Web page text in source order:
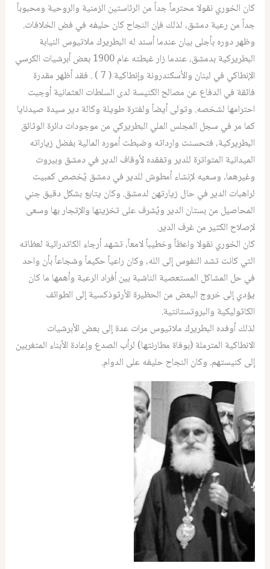
كان الخوري نقولا محترماً جداً من الرئاستين الزمنية والروحية ومحبوباً
جداً من رعية دمشق، لذلك فإن النجاح كان حليفه في فض الخلافات.
وظهر دوره بأجلى بيان عندما أسند له البطريرك ملاتيوس النيابة
البطريركية بدمشق، عندما زار غبطته عام 1900 بعض أبرشيات الكرسي
الإنطاكي في لبنان والأسكندرونة وإنطاكية ( 7 ) . فقد أظهر مقدرة
فائقة في الدفاع عن مصالح الكنيسة لدى السلطات العثمانية أوجبت
احترامها لشخصه. وتولى أيضاً ولفترة طويلة وكالة دير سيدة صيدنايا
كما مر في سجل المجلس الملي البطريركي من موجودات دائرة الوثائق
البطريركية، فتحسنت وارداته وضبطت أموره المالية بفضل زياراته
الميدانية المتواترة للدير وتفقده لأوقاف الدير في دمشق وبيروت
وغيرهما، وسعيه لإنشاء أمطوش للدير في دمشق يُخصص كمبيت
لراهبات الدير في حال زيارتهن لدمشق. وكان يتابع بشكل دقيق جني
المحاصيل من بستان الدير ويُشرف على تخزينها والإتجار بها وسعى
لإصلاح الكثير من غرف الدير.
كان الخوري نقولا واعظاً وخطيباً لامعاً، تشهد أرجاء الكاتدرائية لعظاته
التي كانت تشد النفوس إلى الله، وكان راعياً حكيماً وشجاعاً بأن واحد
في حل المشاكل المستعصية الناشبة بين أفراد الرعية وأهمها ما كان
يؤدي إلى خروج البعض من الحظيرة الأرثوذكسية إلى الطوائف
الكاثوليكية والبروتستانتية.
لذلك أوفده البطريرك ملاتيوس مرات عدة إلى بعض الأبرشيات
الانطاكية المترملة (بوفاة مطارنتها) لرأب الصدع وإعادة الأبناء المتغربين
إلى كنيستهم. وكان النجاح حليفه على الدوام.